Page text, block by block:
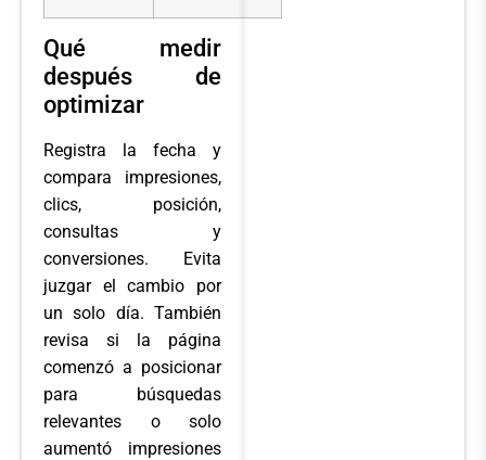
Qué medir
después de
optimizar
Registra la fecha y
compara impresiones,
clics, posición,
consultas y
conversiones. Evita
juzgar el cambio por
un solo día. También
revisa si la página
comenzó a posicionar
para búsquedas
relevantes o solo
aumentó impresiones